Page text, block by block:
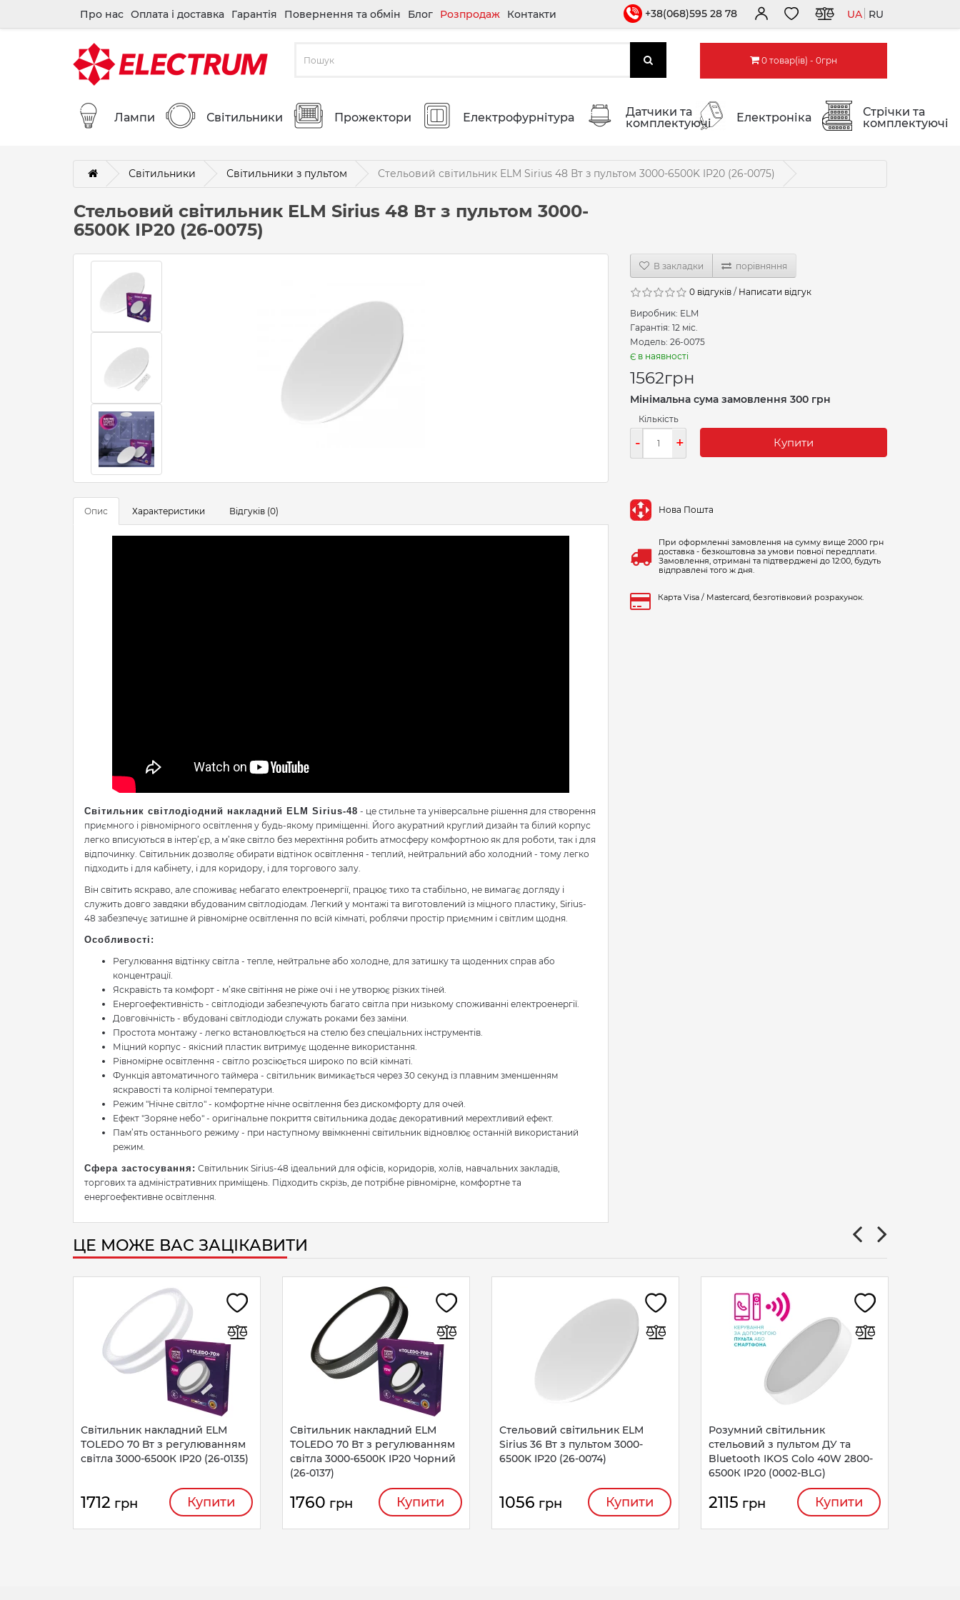
Про нас Оплата і доставка Гарантія Повернення та обмін Блог Розпродаж Контакти +38(068)595 28 78 UA RU
0 товар(ів) - 0грн
Лампи Світильники Прожектори Електрофурнітура
Датчики та
комплектуючі
Електроніка
Стрічки та
комплектуючі
Світильники Світильники з пультом Стельовий світильник ELM Sirius 48 Вт з пультом 3000-6500K IP20 (26-0075)
Стельовий світильник ELM Sirius 48 Вт з пультом 3000-
6500K IP20 (26-0075)
Опис Характеристики Відгуків (0)
Світильник світлодіодний накладний ELM Sirius-48 - це стильне та універсальне рішення для створення
приємного і рівномірного освітлення у будь-якому приміщенні. Його акуратний круглий дизайн та білий корпус
легко вписуються в інтер’єр, а м’яке світло без мерехтіння робить атмосферу комфортною як для роботи, так і для
відпочинку. Світильник дозволяє обирати відтінок освітлення - теплий, нейтральний або холодний - тому легко
підходить і для кабінету, і для коридору, і для торгового залу.
Він світить яскраво, але споживає небагато електроенергії, працює тихо та стабільно, не вимагає догляду і
служить довго завдяки вбудованим світлодіодам. Легкий у монтажі та виготовлений із міцного пластику, Sirius-
48 забезпечує затишне й рівномірне освітлення по всій кімнаті, роблячи простір приємним і світлим щодня.
Особливості:
Регулювання відтінку світла - тепле, нейтральне або холодне, для затишку та щоденних справ або
концентрації.
Яскравість та комфорт - м’яке світіння не ріже очі і не утворює різких тіней.
Енергоефективність - світлодіоди забезпечують багато світла при низькому споживанні електроенергії.
Довговічність - вбудовані світлодіоди служать роками без заміни.
Простота монтажу - легко встановлюється на стелю без спеціальних інструментів.
Міцний корпус - якісний пластик витримує щоденне використання.
Рівномірне освітлення - світло розсіюється широко по всій кімнаті.
Функція автоматичного таймера - світильник вимикається через 30 секунд із плавним зменшенням
яскравості та колірної температури.
Режим "Нічне світло" - комфортне нічне освітлення без дискомфорту для очей.
Ефект "Зоряне небо" - оригінальне покриття світильника додає декоративний мерехтливий ефект.
Пам’ять останнього режиму - при наступному ввімкненні світильник відновлює останній використаний
режим.
Сфера застосування: Світильник Sirius-48 ідеальний для офісів, коридорів, холів, навчальних закладів,
торгових та адміністративних приміщень. Підходить скрізь, де потрібне рівномірне, комфортне та
енергоефективне освітлення.
В закладки порівняння
0 відгуків / Написати відгук
Виробник: ELM
Гарантія: 12 міс.
Модель: 26-0075
Є в наявності
1562грн
Мінімальна сума замовлення 300 грн
Кількість
- + Купити
Нова Пошта
При оформленні замовлення на сумму вище 2000 грн
доставка - безкоштовна за умови повної передплати.
Замовлення, отримані та підтверджені до 12:00, будуть
відправлені того ж дня.
Карта Visa / Mastercard, безготівковий розрахунок.
ЦЕ МОЖЕ ВАС ЗАЦІКАВИТИ
Світильник накладний ELM
TOLEDO 70 Вт з регулюванням
світла 3000-6500К IP20 (26-0135)
1712 грн Купити
Світильник накладний ELM
TOLEDO 70 Вт з регулюванням
світла 3000-6500К IP20 Чорний
(26-0137)
1760 грн Купити
Стельовий світильник ELM
Sirius 36 Вт з пультом 3000-
6500K IP20 (26-0074)
1056 грн Купити
Розумний світильник
стельовий з пультом ДУ та
Bluetooth IKOS Colo 40W 2800-
6500К IP20 (0002-BLG)
2115 грн Купити